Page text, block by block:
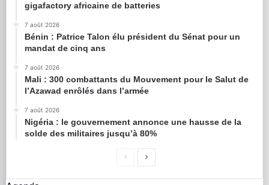
gigafactory africaine de batteries
7 août 2026
Bénin : Patrice Talon élu président du Sénat pour un
mandat de cinq ans
7 août 2026
Mali : 300 combattants du Mouvement pour le Salut de
l’Azawad enrôlés dans l’armée
7 août 2026
Nigéria : le gouvernement annonce une hausse de la
solde des militaires jusqu’à 80%